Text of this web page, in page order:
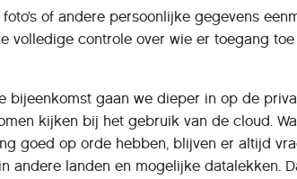
of andere persoonlijke gegevens
volledige controle over wie er toegang
bijeenkomst gaan we dieper in op de
kijken bij het gebruik van de cloud.
goed op orde hebben, blijven er altijd
andere landen en mogelijke datalekken.